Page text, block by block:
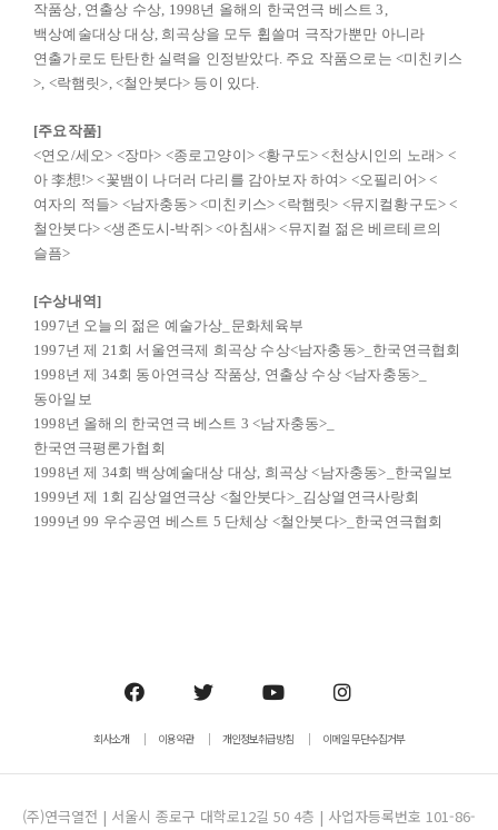
작품상, 연출상 수상, 1998년 올해의 한국연극 베스트 3,
백상예술대상 대상, 희곡상을 모두 휩쓸며 극작가뿐만 아니라
연출가로도 탄탄한 실력을 인정받았다. 주요 작품으로는 <미친키스
>, <락햄릿>, <철안붓다> 등이 있다.
[주요작품]
<연오/세오> <장마> <종로고양이> <황구도> <천상시인의 노래> <
아李想!> <꽃뱀이 나더러 다리를 감아보자 하여> <오필리어> <
여자의 적들> <남자충동> <미친키스> <락햄릿> <뮤지컬황구도> <
철안붓다> <생존도시-박쥐> <아침새> <뮤지컬 젊은 베르테르의
슬픔>
[수상내역]
1997년 오늘의 젊은 예술가상_문화체육부
1997년 제 21회 서울연극제 희곡상 수상<남자충동>_한국연극협회
1998년 제 34회 동아연극상 작품상, 연출상 수상 <남자충동>_
동아일보
1998년 올해의 한국연극 베스트 3 <남자충동>_
한국연극평론가협회
1998년 제 34회 백상예술대상 대상, 희곡상 <남자충동>_한국일보
1999년 제 1회 김상열연극상 <철안붓다>_김상열연극사랑회
1999년 99 우수공연 베스트 5 단체상 <철안붓다>_한국연극협회
회사소개 이용약관 개인정보취급방침 이메일 무단수집거부
(주)연극열전 | 서울시 종로구 대학로12길 50 4층 | 사업자등록번호 101-86-